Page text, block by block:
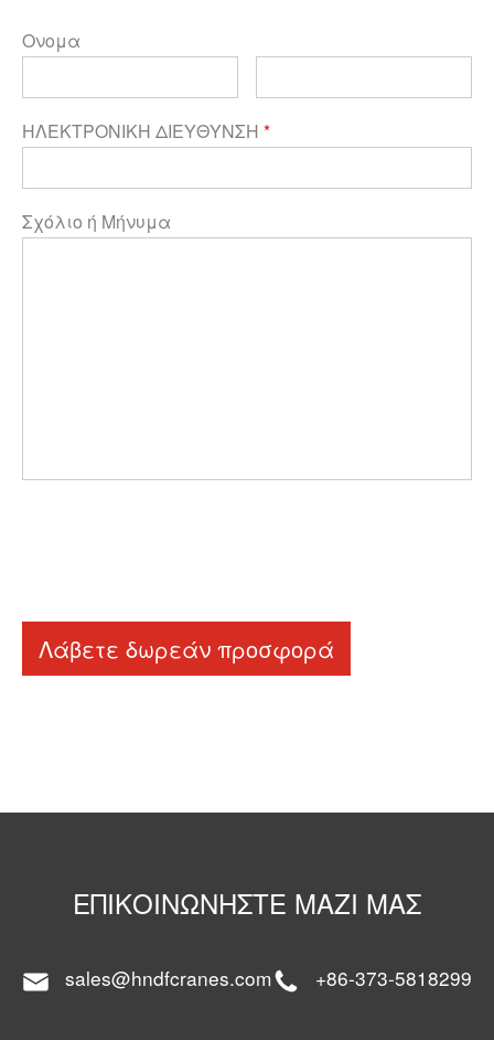
Ονομα
ΗΛΕΚΤΡΟΝΙΚΗ ΔΙΕΥΘΥΝΣΗ *
Σχόλιο ή Μήνυμα
Λάβετε δωρεάν προσφορά
ΕΠΙΚΟΙΝΩΝΉΣΤΕ ΜΑΖΊ ΜΑΣ
sales@hndfcranes.com +86-373-5818299